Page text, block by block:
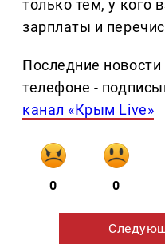
только тем, у кого
зарплаты и
Последние
телефоне -
канал «Крым Live»
0 0